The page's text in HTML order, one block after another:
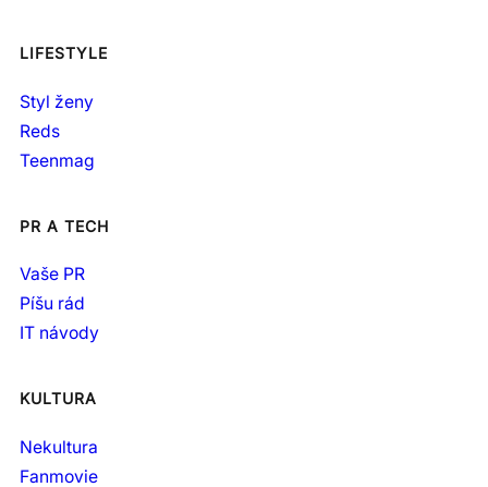
LIFESTYLE
Styl ženy
Reds
Teenmag
PR A TECH
Vaše PR
Píšu rád
IT návody
KULTURA
Nekultura
Fanmovie